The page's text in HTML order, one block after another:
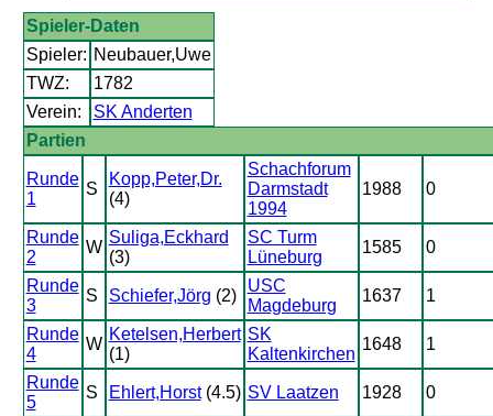
Spieler-Daten
Spieler: Neubauer,Uwe
TWZ:
1782
Verein:
SK Anderten
Partien
Runde
1
S
Kopp,Peter,Dr.
(4)
Schachforum
Darmstadt
1994
1988 0
Runde
2
W
Suliga,Eckhard
(3)
SC Turm
Lüneburg
1585 0
Runde
3
S Schiefer,Jörg (2)
USC
Magdeburg
1637 1
Runde
4
W
Ketelsen,Herbert
(1)
SK
Kaltenkirchen
1648 1
Runde
5
S Ehlert,Horst(4.5) SV Laatzen 1928 0